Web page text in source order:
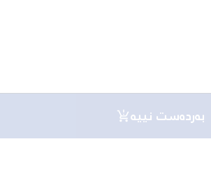
بەردەست نییە